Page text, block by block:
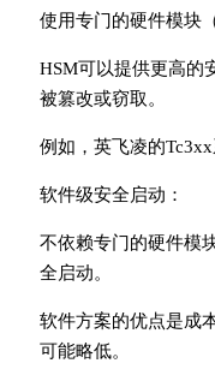
使用专门的硬件模块
HSM可以提供更高的
被篡改或窃取。
例如，英飞凌的Tc3xx
软件级安全启动：
不依赖专门的硬件模
全启动。
软件方案的优点是成
可能略低。